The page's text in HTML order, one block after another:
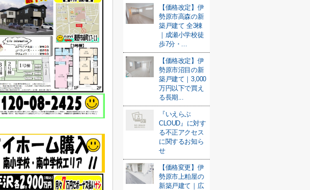
【価格改定】伊
勢原市高森の新
築戸建て 全3棟
｜成瀬小学校徒
歩7分・...
【価格改定】伊
勢原市沼目の新
築戸建て｜3,000
万円以下で買え
る長期...
『いえらぶ
CLOUD』に対す
る不正アクセス
に関するお知ら
せ
【価格変更】伊
勢原市上粕屋の
新築戸建て｜広